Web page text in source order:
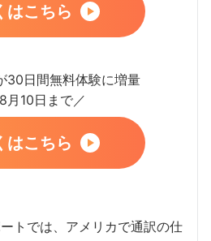
はこちら
30日間無料体験に増量
月10日まで／
はこちら
トでは、アメリカで通訳の仕